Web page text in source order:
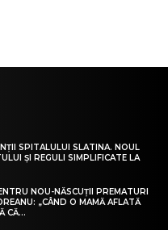
SPITALULUI SLATINA. NOUL
ȘI REGULI SIMPLIFICATE LA
NOU-NĂSCUȚII PREMATURI
„CÂND O MAMĂ AFLATĂ
CĂ...